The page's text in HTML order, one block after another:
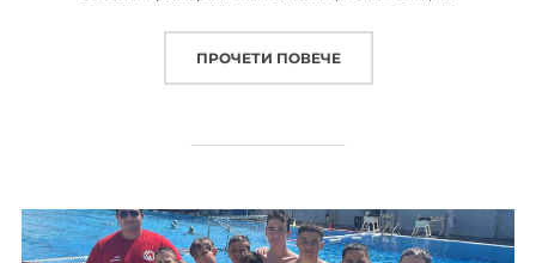
ПРОЧЕТИ ПОВЕЧЕ„ДЪРЖАВНО